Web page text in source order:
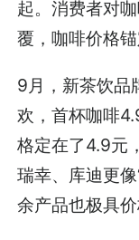
起。消费者对
覆，咖啡价格
9月，新茶饮品
欢，首杯咖啡
格定在了4.9元
瑞幸、库迪更
余产品也极具